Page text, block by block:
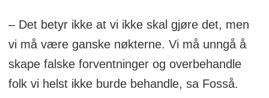
– Det betyr ikke at vi ikke skal gjøre det, men
vi må være ganske nøkterne. Vi må unngå å
skape falske forventninger og overbehandle
folk vi helst ikke burde behandle, sa Fosså.